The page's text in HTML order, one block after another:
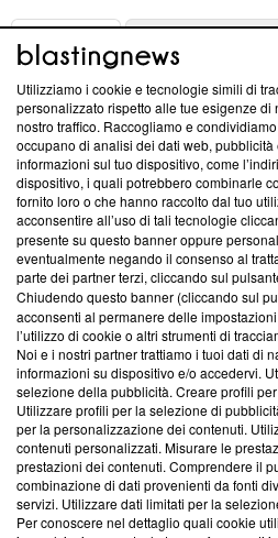
ABOUT
Questa sezione offre informazioni
News, sui nostri processi editoriali
creare news di qualità. Inoltre,
‘Trust Project - News with Integrity’
ancora membro del programma,
parte; Trust Project non ha ancora
conformità agli standard.
Su di noi
Team editoriale
Corporate
Redazione
Informativa Privacy
Cookie Policy
Blasting SA, IDI CHE-247.845.224,
Utilizziamo i cookie e tecnologie simili di
personalizzato rispetto alle tue esigenze
nostro traffico. Raccogliamo e
occupano di analisi dei dati web,
informazioni sul tuo dispositivo, come
dispositivo, i quali potrebbero combinarle
fornito loro o che hanno raccolto dal tuo
acconsentire all’uso di tali tecnologie
presente su questo banner oppure
eventualmente negando il consenso al
parte dei partner terzi, cliccando sul
Chiudendo questo banner (cliccando sul
acconsenti al permanere delle
l’utilizzo di cookie o altri strumenti di
Noi e i nostri partner trattiamo i tuoi dati di
informazioni su dispositivo e/o accedervi.
selezione della pubblicità. Creare profili
Utilizzare profili per la selezione di
per la personalizzazione dei contenuti.
contenuti personalizzati. Misurare le
prestazioni dei contenuti. Comprendere il
combinazione di dati provenienti da fonti
servizi. Utilizzare dati limitati per la
Per conoscere nel dettaglio quali cookie